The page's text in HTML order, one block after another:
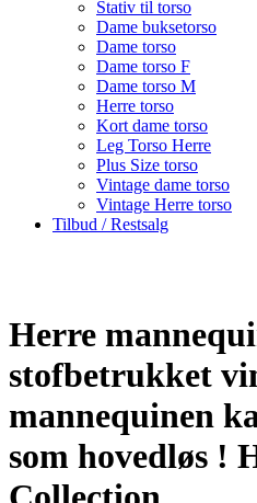
Stativ til torso
Dame buksetorso
Dame torso
Dame torso F
Dame torso M
Herre torso
Kort dame torso
Leg Torso Herre
Plus Size torso
Vintage dame torso
Vintage Herre torso
Tilbud / Restsalg
Herre
stofbetrukket
mannequinen
som hovedløs !